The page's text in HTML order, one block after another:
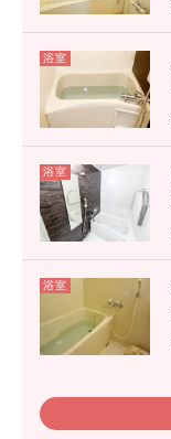
浴室
浴室
浴室